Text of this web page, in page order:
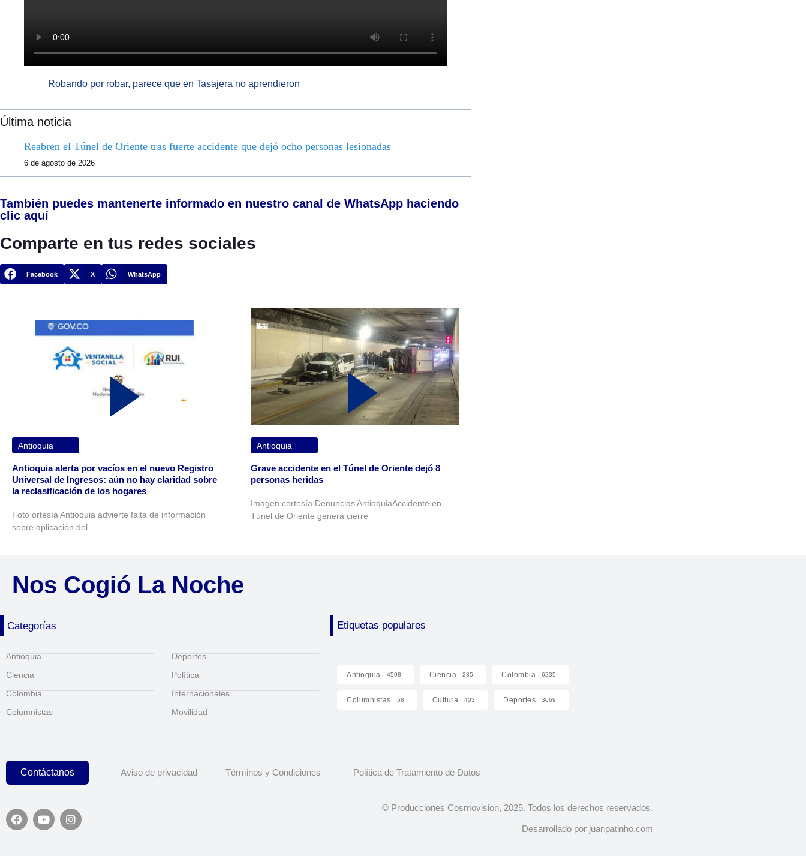
Robando por robar, parece que en Tasajera no aprendieron
Última noticia
Reabren el Túnel de Oriente tras fuerte accidente que dejó ocho personas lesionadas
6 de agosto de 2026
También puedes mantenerte informado en nuestro canal de WhatsApp haciendo
clic aquí
Comparte en tus redes sociales
Facebook X WhatsApp
Antioquia
Antioquia alerta por vacíos en el nuevo Registro
Universal de Ingresos: aún no hay claridad sobre
la reclasificación de los hogares
Foto ortesía Antioquia advierte falta de información
sobre aplicación del
Antioquia
Grave accidente en el Túnel de Oriente dejó 8
personas heridas
Imagen cortesía Denuncias AntioquiaAccidente en
Túnel de Oriente genera cierre
Nos Cogió La Noche
Categorías Etiquetas populares
Antioquia
Ciencia
Colombia
Columnistas
Deportes
Política
Internacionales
Movilidad
Antioquia 4508 Ciencia 285 Colombia 6235
Columnistas 58 Cultura 403 Deportes 3069
Contáctanos Aviso de privacidad Términos y Condiciones Política de Tratamiento de Datos
© Producciones Cosmovision, 2025. Todos los derechos reservados.
Desarrollado por juanpatinho.com